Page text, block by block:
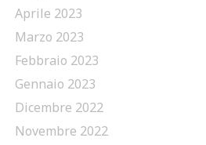
Aprile 2023
Marzo 2023
Febbraio 2023
Gennaio 2023
Dicembre 2022
Novembre 2022